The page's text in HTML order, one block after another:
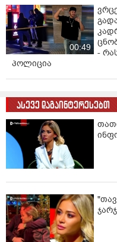
00:49
-
პოლიცია
ასევე დაგაინტერესებთ